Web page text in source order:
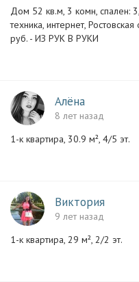
Дом 52 кв.м, 3 комн, спален:
техника, интернет,
руб. - ИЗ РУК В РУКИ
Алёна
8 лет назад
1-к квартира, 30.9 м², 4/5 эт.
Виктория
9 лет назад
1-к квартира, 29 м², 2/2 эт.